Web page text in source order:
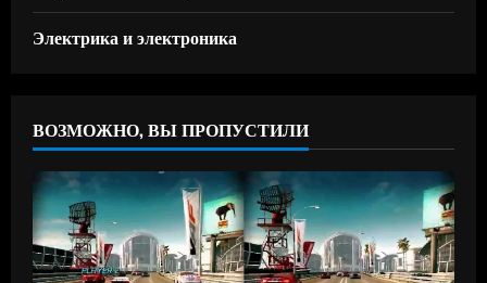
Электрика и электроника
ВОЗМОЖНО, ВЫ ПРОПУСТИЛИ